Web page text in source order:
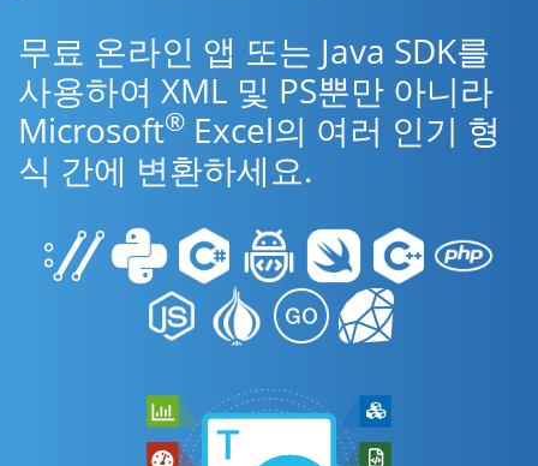
무료 온라인 앱 또는 Java SDK를
사용하여 XML 및 PS뿐만 아니라
Microsoft® Excel의 여러 인기 형
식 간에 변환하세요.